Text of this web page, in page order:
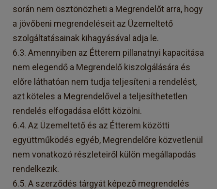
során nem ösztönözheti a Megrendelőt arra, hogy
a jövőbeni megrendeléseit az Üzemeltető
szolgáltatásainak kihagyásával adja le.
6.3. Amennyiben az Étterem pillanatnyi kapacitása
nem elegendő a Megrendelő kiszolgálására és
előre láthatóan nem tudja teljesíteni a rendelést,
azt köteles a Megrendelővel a teljesíthetetlen
rendelés elfogadása előtt közölni.
6.4. Az Üzemeltető és az Étterem közötti
együttműködés egyéb, Megrendelőre közvetlenül
nem vonatkozó részleteiről külön megállapodás
rendelkezik.
6.5. A szerződés tárgyát képező megrendelés